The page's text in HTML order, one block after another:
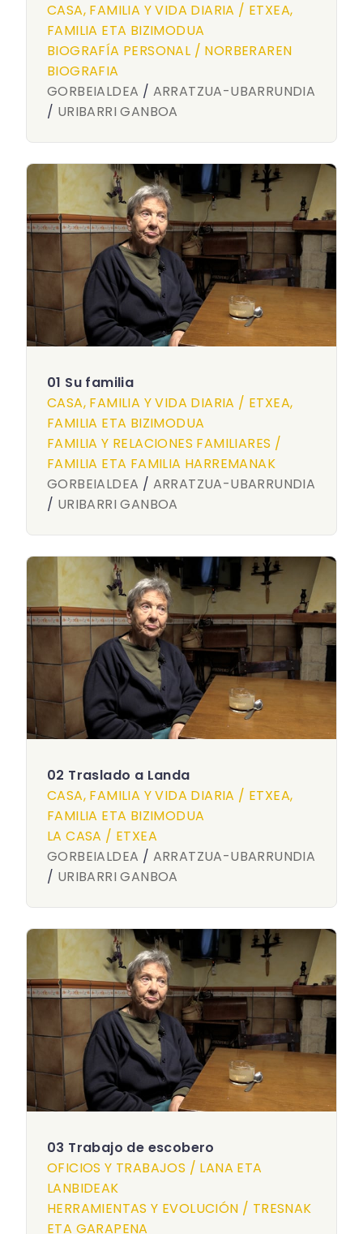
CASA, FAMILIA Y VIDA DIARIA / ETXEA,
FAMILIA ETA BIZIMODUA
BIOGRAFÍA PERSONAL / NORBERAREN
BIOGRAFIA
GORBEIALDEA / ARRATZUA-UBARRUNDIA
/ URIBARRI GANBOA
01 Su familia
CASA, FAMILIA Y VIDA DIARIA / ETXEA,
FAMILIA ETA BIZIMODUA
FAMILIA Y RELACIONES FAMILIARES /
FAMILIA ETA FAMILIA HARREMANAK
GORBEIALDEA / ARRATZUA-UBARRUNDIA
/ URIBARRI GANBOA
02 Traslado a Landa
CASA, FAMILIA Y VIDA DIARIA / ETXEA,
FAMILIA ETA BIZIMODUA
LA CASA / ETXEA
GORBEIALDEA / ARRATZUA-UBARRUNDIA
/ URIBARRI GANBOA
03 Trabajo de escobero
OFICIOS Y TRABAJOS / LANA ETA
LANBIDEAK
HERRAMIENTAS Y EVOLUCIÓN / TRESNAK
ETA GARAPENA